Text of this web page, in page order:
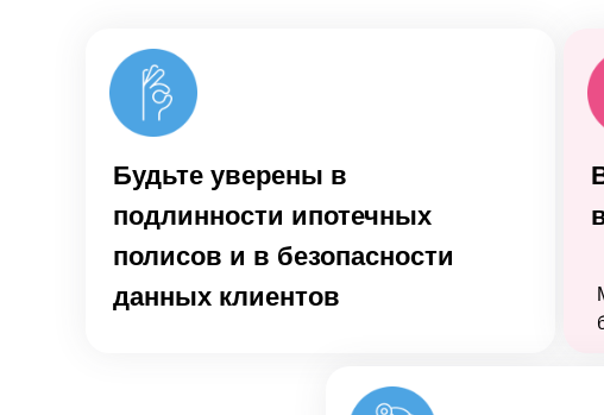
Будьте уверены в
подлинности ипотечных
полисов и в безопасности
данных клиентов